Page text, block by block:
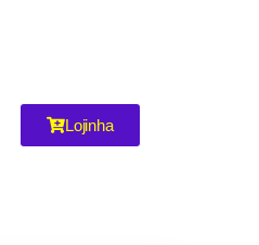
Lojinha